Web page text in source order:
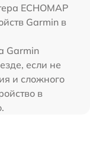
ECHOMAP
Garmin в
Garmin
если не
и сложного
в